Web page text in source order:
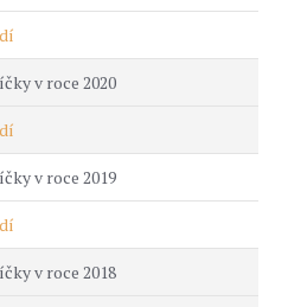
v roce 2020
v roce 2019
v roce 2018